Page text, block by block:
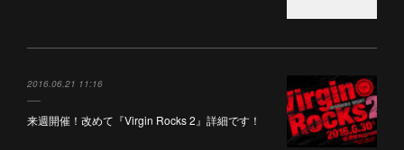
2016.06.21 11:16
来週開催！改めて『Virgin Rocks 2』詳細です！